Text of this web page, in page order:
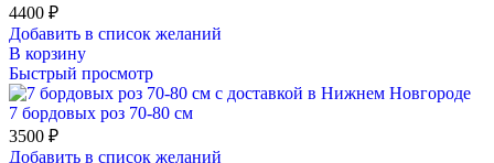
4400 ₽
Добавить в список желаний
В корзину
Быстрый просмотр
7 бордовых роз 70-80 см
3500 ₽
Добавить в список желаний